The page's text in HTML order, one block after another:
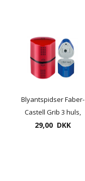
Blyantspidser Faber-
Castell Grib 3 huls,
farvet
29,00 DKK